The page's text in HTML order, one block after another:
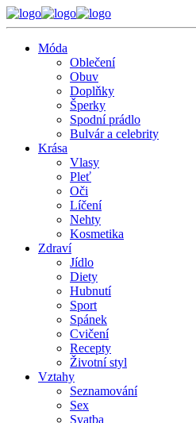
Móda
Oblečení
Obuv
Doplňky
Šperky
Spodní prádlo
Bulvár a celebrity
Krása
Vlasy
Pleť
Oči
Líčení
Nehty
Kosmetika
Zdraví
Jídlo
Diety
Hubnutí
Sport
Spánek
Cvičení
Recepty
Životní styl
Vztahy
Seznamování
Sex
Svatba